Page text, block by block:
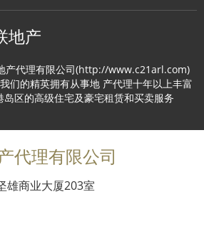
地产
产代理有限公司(http://www.c21arl.com)
们的精英拥有从事地 产代理十年以上丰富
区的高级住宅及豪宅租赁和买卖服务
代理有限公司
雄商业大厦203室